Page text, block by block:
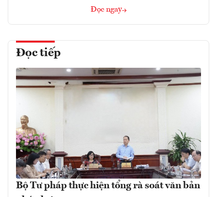
Đọc ngay
Đọc tiếp
Bộ Tư pháp thực hiện tổng rà soát văn bản